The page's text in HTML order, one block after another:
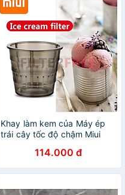
Khay làm kem của Máy ép
trái cây tốc độ chậm Miui
JE-B05B, XKJ-03B, B01B
mã B11 - Hàng Nhập Khẩu
114.000 đ